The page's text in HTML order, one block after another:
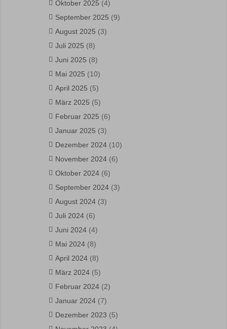
Oktober 2025 (4)
September 2025 (9)
August 2025 (3)
Juli 2025 (8)
Juni 2025 (8)
Mai 2025 (10)
April 2025 (5)
März 2025 (5)
Februar 2025 (6)
Januar 2025 (3)
Dezember 2024 (10)
November 2024 (6)
Oktober 2024 (6)
September 2024 (3)
August 2024 (3)
Juli 2024 (6)
Juni 2024 (4)
Mai 2024 (8)
April 2024 (8)
März 2024 (5)
Februar 2024 (2)
Januar 2024 (7)
Dezember 2023 (5)